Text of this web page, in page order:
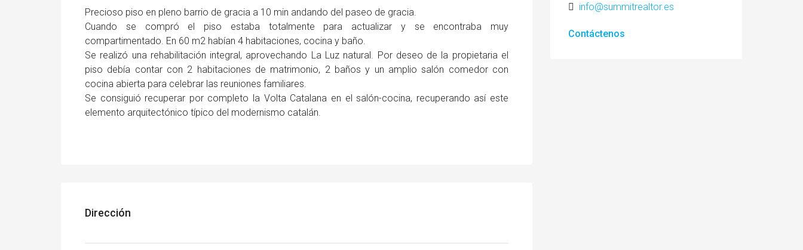
Precioso piso en pleno barrio de gracia a 10 min andando del paseo de gracia.
Cuando se compró el piso estaba totalmente para actualizar y se encontraba muy
compartimentado. En 60 m2 habían 4 habitaciones, cocina y baño.
Se realizó una rehabilitación integral, aprovechando La Luz natural. Por deseo de la propietaria el
piso debía contar con 2 habitaciones de matrimonio, 2 baños y un amplio salón comedor con
cocina abierta para celebrar las reuniones familiares.
Se consiguió recuperar por completo la Volta Catalana en el salón-cocina, recuperando así este
elemento arquitectónico típico del modernismo catalán.
Dirección
info@summitrealtor.es
Contáctenos